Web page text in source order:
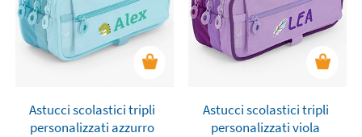
Astucci scolastici tripli
personalizzati azzurro
Astucci scolastici tripli
personalizzati viola